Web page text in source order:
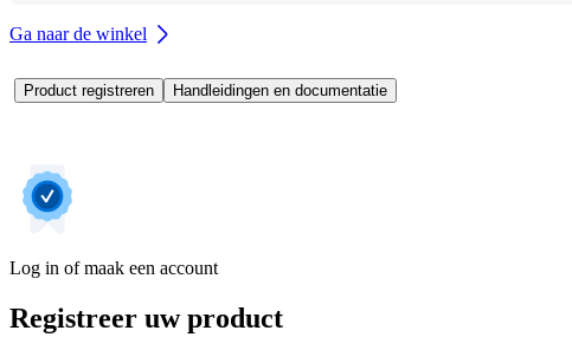
Ga naar de winkel
Product registreren Handleidingen en documentatie
Log in of maak een account
Registreer uw product